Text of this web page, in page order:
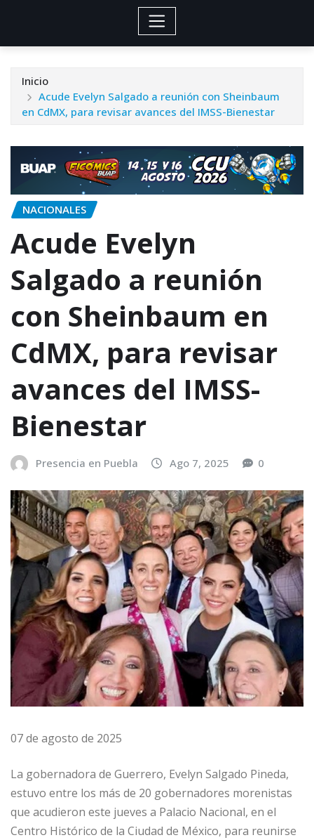
Inicio
Acude Evelyn Salgado a reunión con Sheinbaum
en CdMX, para revisar avances del IMSS-Bienestar
NACIONALES
Acude Evelyn
Salgado a reunión
con Sheinbaum en
CdMX, para revisar
avances del IMSS-
Bienestar
Presencia en Puebla Ago 7, 2025 0
07 de agosto de 2025
La gobernadora de Guerrero, Evelyn Salgado Pineda,
estuvo entre los más de 20 gobernadores morenistas
que acudieron este jueves a Palacio Nacional, en el
Centro Histórico de la Ciudad de México, para reunirse